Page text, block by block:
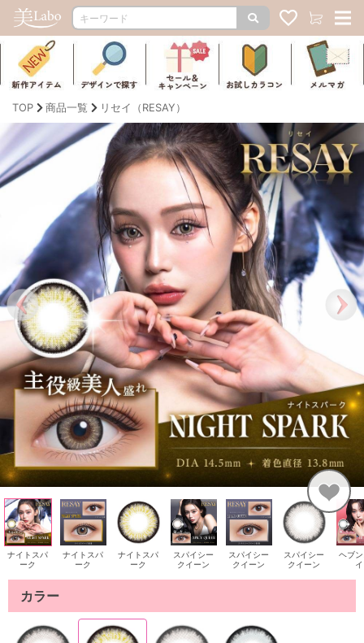
TOP 商品一覧 リセイ（RESAY）
ナイトスパ
ーク
ナイトスパ
ーク
ナイトスパ
ーク
スパイシー
クイーン
スパイシー
クイーン
スパイシー
クイーン
ヘブ
イ
カラー